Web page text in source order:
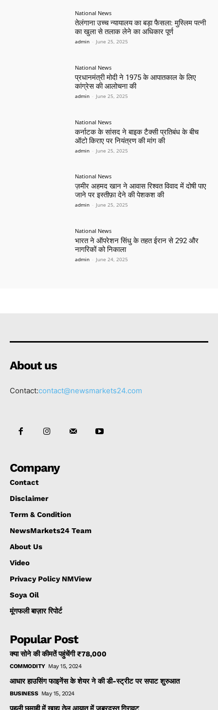
National News
तेलंगाना उच्च न्यायालय का बड़ा फैसला: मुस्लिम पत्नी
का खुला से तलाक लेने का अधिकार पूर्ण
admin - June 25, 2025
National News
प्रधानमंत्री मोदी ने 1975 के आपातकाल के लिए
कांग्रेस की आलोचना की
admin - June 25, 2025
National News
कर्नाटक के सांसद ने बाइक टैक्सी प्रतिबंध के बीच
ऑटो किराए पर नियंत्रण की मांग की
admin - June 25, 2025
National News
ज़मीर अहमद खान ने आवास रिश्वत विवाद में दोषी पाए
जाने पर इस्तीफ़ा देने की पेशकश की
admin - June 25, 2025
National News
भारत ने ऑपरेशन सिंधु के तहत ईरान से 292 और
नागरिकों को निकाला
admin - June 24, 2025
About us
Contact:contact@newsmarkets24.com
Company
Contact
Disclaimer
Term & Condition
NewsMarkets24 Team
About Us
Video
Privacy Policy NMView
Soya Oil
मूंगफली बाज़ार रिपोर्ट
Popular Post
क्या सोने की कीमतें पहुंचेंगी ₹78,000
COMMODITY May 15, 2024
आधार हाउसिंग फाइनेंस के शेयर ने की डी-स्ट्रीट पर सपाट शुरुआत
BUSINESS May 15, 2024